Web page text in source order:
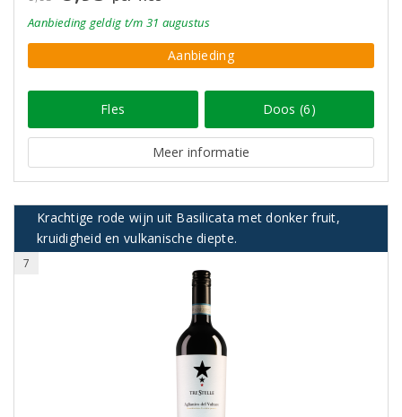
Aanbieding geldig t/m 31 augustus
Aanbieding
Fles Doos (6)
Meer informatie
Krachtige rode wijn uit Basilicata met donker fruit,
kruidigheid en vulkanische diepte.
7